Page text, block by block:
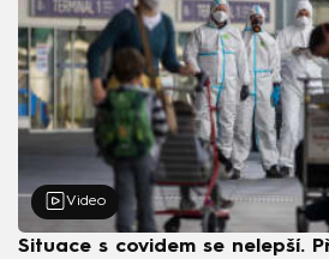
Video
Situace s covidem se nelepší.